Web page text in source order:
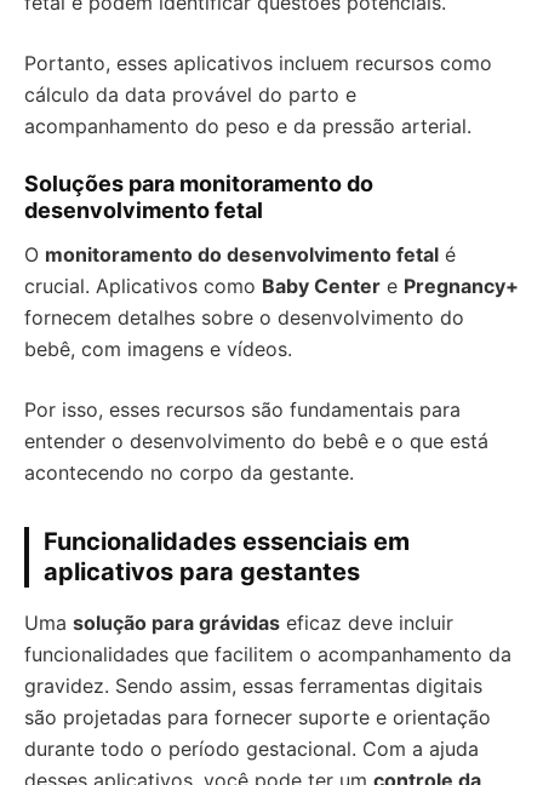
Portanto, esses aplicativos incluem recursos como
cálculo da data provável do parto e
acompanhamento do peso e da pressão arterial.
Soluções para monitoramento do
desenvolvimento fetal
O monitoramento do desenvolvimento fetal é
crucial. Aplicativos como Baby Center e Pregnancy+
fornecem detalhes sobre o desenvolvimento do
bebê, com imagens e vídeos.
Por isso, esses recursos são fundamentais para
entender o desenvolvimento do bebê e o que está
acontecendo no corpo da gestante.
Funcionalidades essenciais em
aplicativos para gestantes
Uma solução para grávidas eficaz deve incluir
funcionalidades que facilitem o acompanhamento da
gravidez. Sendo assim, essas ferramentas digitais
são projetadas para fornecer suporte e orientação
durante todo o período gestacional. Com a ajuda
desses aplicativos, você pode ter um controle da